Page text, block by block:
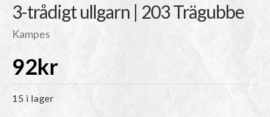
3-trådigt ullgarn | 203 Trägubbe
Kampes
92kr
15 i lager